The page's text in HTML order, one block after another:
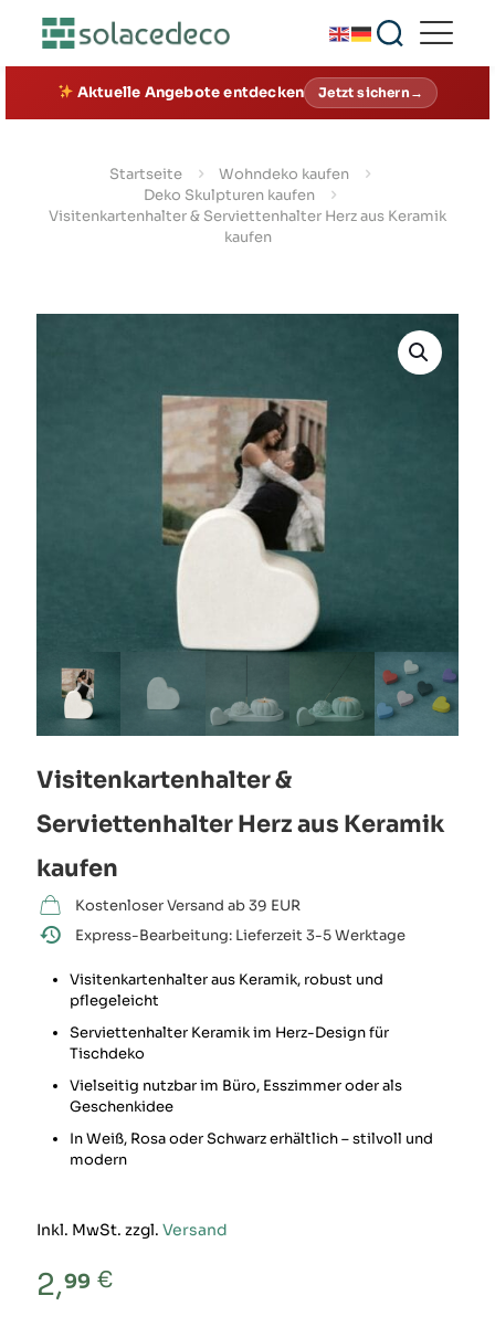
Aktuelle Angebote entdecken Jetzt sichern→
Startseite
Wohndeko kaufen
Deko Skulpturen kaufen
Visitenkartenhalter & Serviettenhalter Herz aus Keramik
kaufen
Visitenkartenhalter &
Serviettenhalter Herz aus Keramik
kaufen
Kostenloser Versand ab 39 EUR
Express-Bearbeitung: Lieferzeit 3-5 Werktage
Visitenkartenhalter aus Keramik, robust und
pflegeleicht
Serviettenhalter Keramik im Herz-Design für
Tischdeko
Vielseitig nutzbar im Büro, Esszimmer oder als
Geschenkidee
In Weiß, Rosa oder Schwarz erhältlich – stilvoll und
modern
Inkl. MwSt. zzgl. Versand
2,99 €